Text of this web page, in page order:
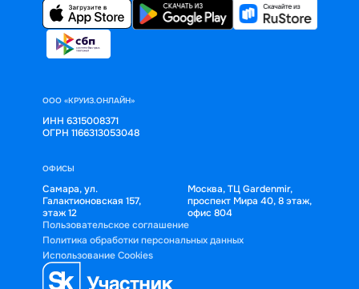
ООО «КРУИЗ.ОНЛАЙН»
ИНН 6315008371
ОГРН 1166313053048
ОФИСЫ
Самара, ул.
Галактионовская 157,
этаж 12
Москва, ТЦ Gardenmir,
проспект Мира 40, 8 этаж,
офис 804
Пользовательское соглашение
Политика обработки персональных данных
Использование Cookies